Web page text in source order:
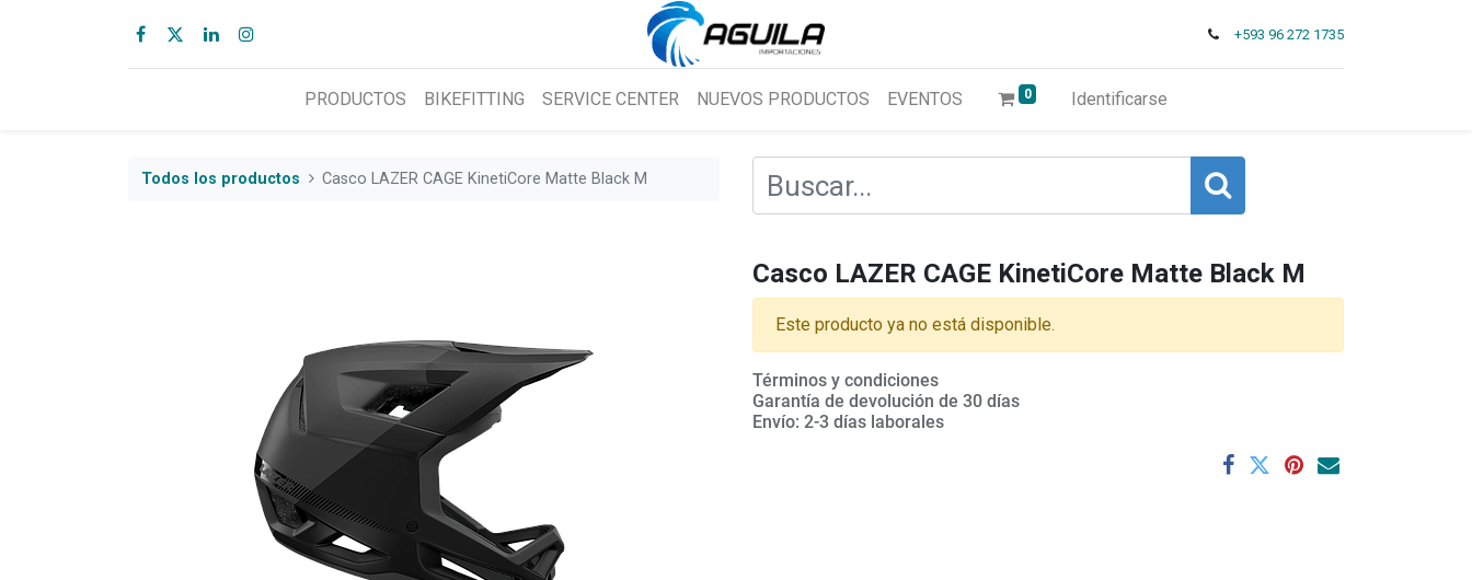
+593 96 272 1735
PRODUCTOS BIKEFITTING SERVICE CENTER NUEVOS PRODUCTOS EVENTOS 0 Identificarse
Todos los productos Casco LAZER CAGE KinetiCore Matte Black M
Casco LAZER CAGE KinetiCore Matte Black M
Este producto ya no está disponible.
Términos y condiciones
Garantía de devolución de 30 días
Envío: 2-3 días laborales